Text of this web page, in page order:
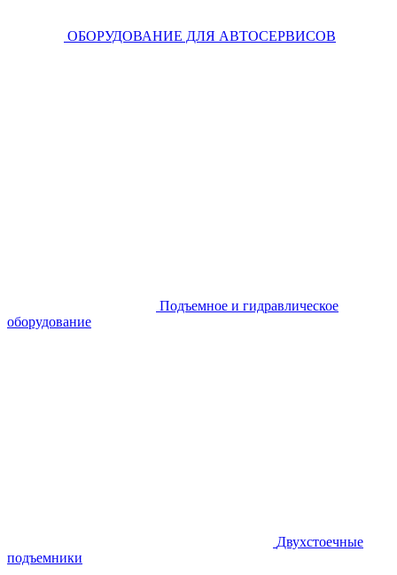
ОБОРУДОВАНИЕ ДЛЯ АВТОСЕРВИСОВ
Подъемное и гидравлическое
оборудование
Двухстоечные
подъемники